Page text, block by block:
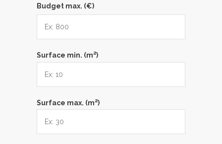
Budget max. (€)
Surface min. (m2)
Surface max. (m2)